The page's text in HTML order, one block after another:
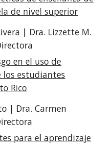
de nivel superior
| Dra. Lizzette M.
en el uso de
estudiantes
Rico
| Dra. Carmen
para el aprendizaje